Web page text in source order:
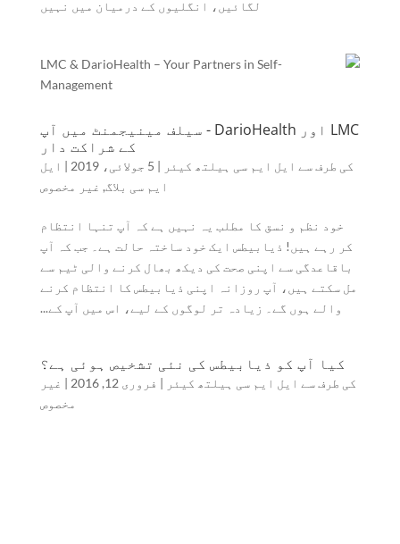
لگائیں، انگلیوں کے درمیان میں نہیں
LMC اور DarioHealth - سیلف مینیجمنٹ میں آپ
کے شراکت دار
کی طرف سے ایل ایم سی ہیلتھ کیئر | 5 جولائی، 2019 | ایل
ایم سی بلاگ, غیر مخصوص
خود نظم و نسق کا مطلب یہ نہیں ہے کہ آپ تنہا انتظام
کر رہے ہیں! ذیابیطس ایک خود ساختہ حالت ہے۔ جب کہ آپ
باقاعدگی سے اپنی صحت کی دیکھ بھال کرنے والی ٹیم سے
مل سکتے ہیں، آپ روزانہ اپنی ذیابیطس کا انتظام کرنے
والے ہوں گے۔ زیادہ تر لوگوں کے لیے، اس میں آپ کے...
کیا آپ کو ذیابیطس کی نئی تشخیص ہوئی ہے؟
کی طرف سے ایل ایم سی ہیلتھ کیئر | فروری 12, 2016 | غیر
مخصوص